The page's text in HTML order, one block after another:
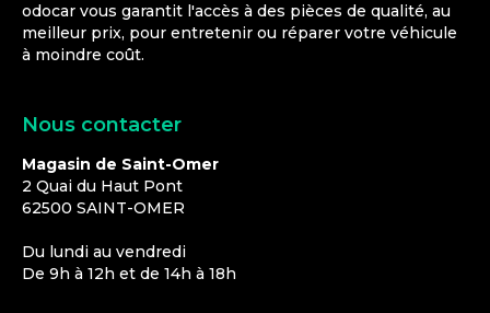
odocar vous garantit l'accès à des pièces de qualité, au
meilleur prix, pour entretenir ou réparer votre véhicule
à moindre coût.
Nous contacter
Magasin de Saint-Omer
2 Quai du Haut Pont
62500 SAINT-OMER
Du lundi au vendredi
De 9h à 12h et de 14h à 18h